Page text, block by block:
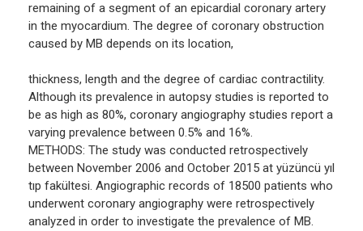
remaining of a segment of an epicardial coronary artery
in the myocardium. The degree of coronary obstruction
caused by MB depends on its location,
thickness, length and the degree of cardiac contractility.
Although its prevalence in autopsy studies is reported to
be as high as 80%, coronary angiography studies report a
varying prevalence between 0.5% and 16%.
METHODS: The study was conducted retrospectively
between November 2006 and October 2015 at yüzüncü yıl
tıp fakültesi. Angiographic records of 18500 patients who
underwent coronary angiography were retrospectively
analyzed in order to investigate the prevalence of MB.